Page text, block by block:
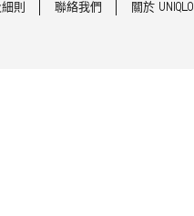
則 聯絡我們 關於 UNIQLO